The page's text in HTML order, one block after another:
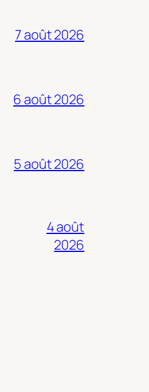
7 août 2026
6 août 2026
5 août 2026
4 août
2026